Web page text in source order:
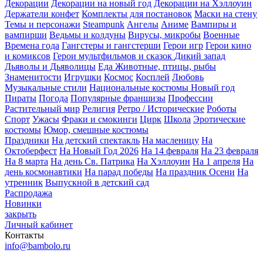
Декорации Декорации на новый год Декорации на Хэллоуин
Держатели конфет Комплекты для постановок Маски на стену
Темы и персонажи Steampunk Ангелы Аниме Вампиры и
вампирши Ведьмы и колдуны Вирусы, микробы Военные
Времена года Гангстеры и гангстерши Герои игр Герои кино
и комиксов Герои мультфильмов и сказок Дикий запад
Дьяволы и Дьяволицы Еда Животные, птицы, рыбы
Знаменитости Игрушки Космос Косплей Любовь
Музыкальные стили Национальные костюмы Новый год
Пираты Погода Популярные франшизы Профессии
Растительный мир Религия Ретро / Исторические Роботы
Спорт Ужасы Фраки и смокинги Цирк Школа Эротические
костюмы Юмор, смешные костюмы
Праздники На детский спектакль На масленицу На
Октоберфест На Новый Год 2026 На 14 февраля На 23 февраля
На 8 марта На день Св. Патрика На Хэллоуин На 1 апреля На
день космонавтики На парад победы На праздник Осени На
утренник Выпускной в детский сад
Распродажа
Новинки
закрыть
Личный кабинет
Контакты
info@bambolo.ru